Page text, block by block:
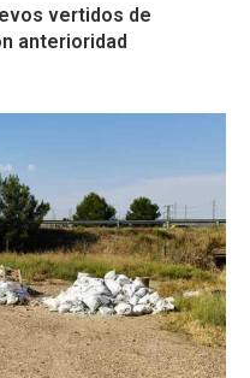
vertidos de
anterioridad